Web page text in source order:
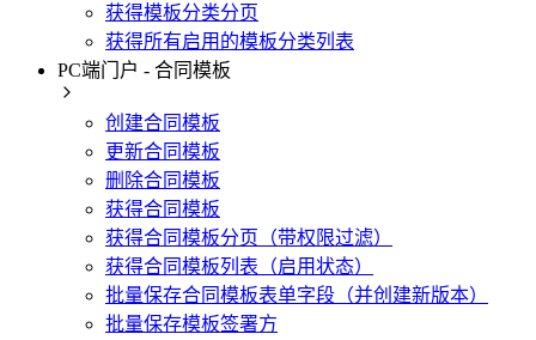
获得模板分类分页
获得所有启用的模板分类列表
PC端门户 - 合同模板
创建合同模板
更新合同模板
删除合同模板
获得合同模板
获得合同模板分页（带权限过滤）
获得合同模板列表（启用状态）
批量保存合同模板表单字段（并创建新版本）
批量保存模板签署方